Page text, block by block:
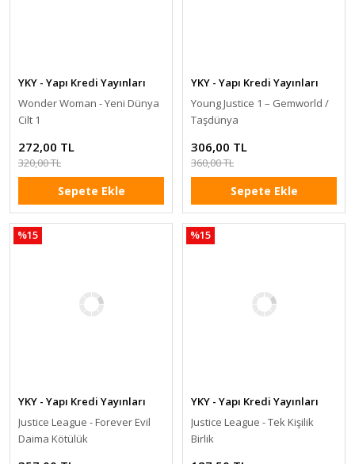
YKY - Yapı Kredi Yayınları
Wonder Woman - Yeni Dünya
Cilt 1
272,00 TL
320,00 TL
Sepete Ekle
YKY - Yapı Kredi Yayınları
Young Justice 1 – Gemworld /
Taşdünya
306,00 TL
360,00 TL
Sepete Ekle
%15
YKY - Yapı Kredi Yayınları
Justice League - Forever Evil
Daima Kötülük
%15
YKY - Yapı Kredi Yayınları
Justice League - Tek Kişilik
Birlik